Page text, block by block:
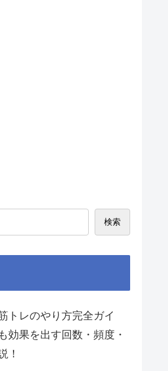
検索
トレのやり方完全ガイ
効果を出す回数・頻度・
！